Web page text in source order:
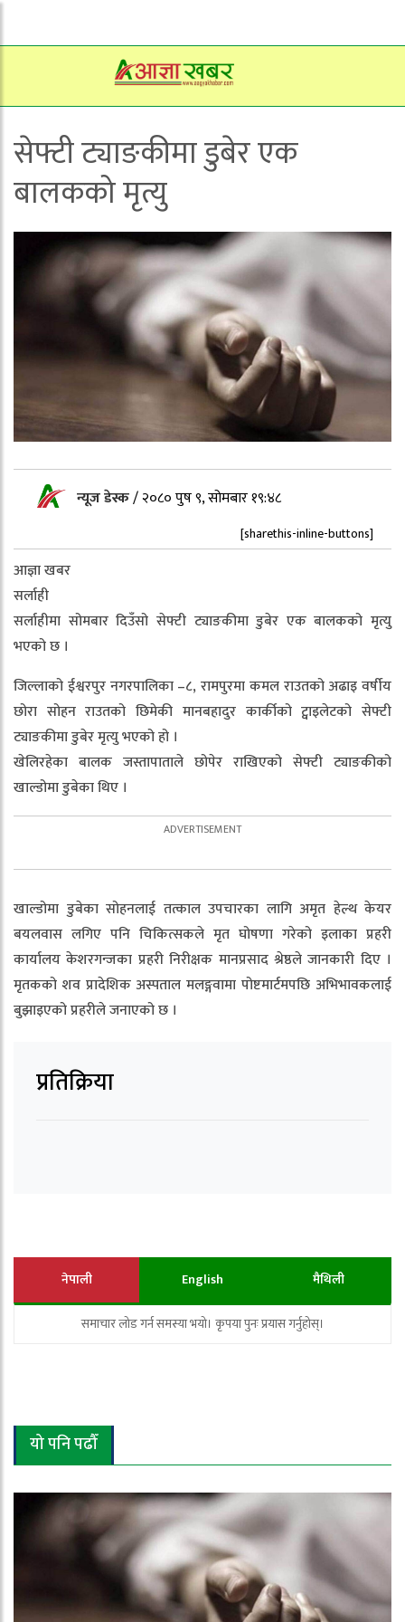
सेफ्टी ट्याङकीमा डुबेर एक
बालकको मृत्यु
न्यूज डेस्क/२०८० पुष ९, सोमबार १९:४८
[sharethis-inline-buttons]
आज्ञा खबर
सर्लाही
सर्लाहीमा सोमबार दिउँसो सेफ्टी ट्याङकीमा डुबेर एक बालकको मृत्यु
भएको छ ।
जिल्लाको ईश्वरपुर नगरपालिका –८, रामपुरमा कमल राउतको अढाइ वर्षीय
छोरा सोहन राउतको छिमेकी मानबहादुर कार्कीको ट्वाइलेटको सेफ्टी
ट्याङकीमा डुबेर मृत्यु भएको हो ।
खेलिरहेका बालक जस्तापाताले छोपेर राखिएको सेफ्टी ट्याङकीको
खाल्डोमा डुबेका थिए ।
खाल्डोमा डुबेका सोहनलाई तत्काल उपचारका लागि अमृत हेल्थ केयर
बयलवास लगिए पनि चिकित्सकले मृत घोषणा गरेको इलाका प्रहरी
कार्यालय केशरगन्जका प्रहरी निरीक्षक मानप्रसाद श्रेष्ठले जानकारी दिए ।
मृतकको शव प्रादेशिक अस्पताल मलङ्गवामा पोष्टमार्टमपछि अभिभावकलाई
बुझाइएको प्रहरीले जनाएको छ ।
प्रतिक्रिया
नेपाली English मैथिली
समाचार लोड गर्न समस्या भयो। कृपया पुनः प्रयास गर्नुहोस्।
यो पनि पढौँ